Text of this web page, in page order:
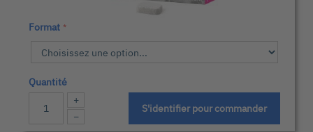
Format
Quantité
+
−
S'identifier pour commander